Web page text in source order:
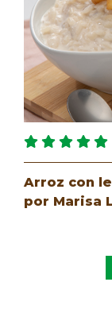
Arroz con
por Marisa